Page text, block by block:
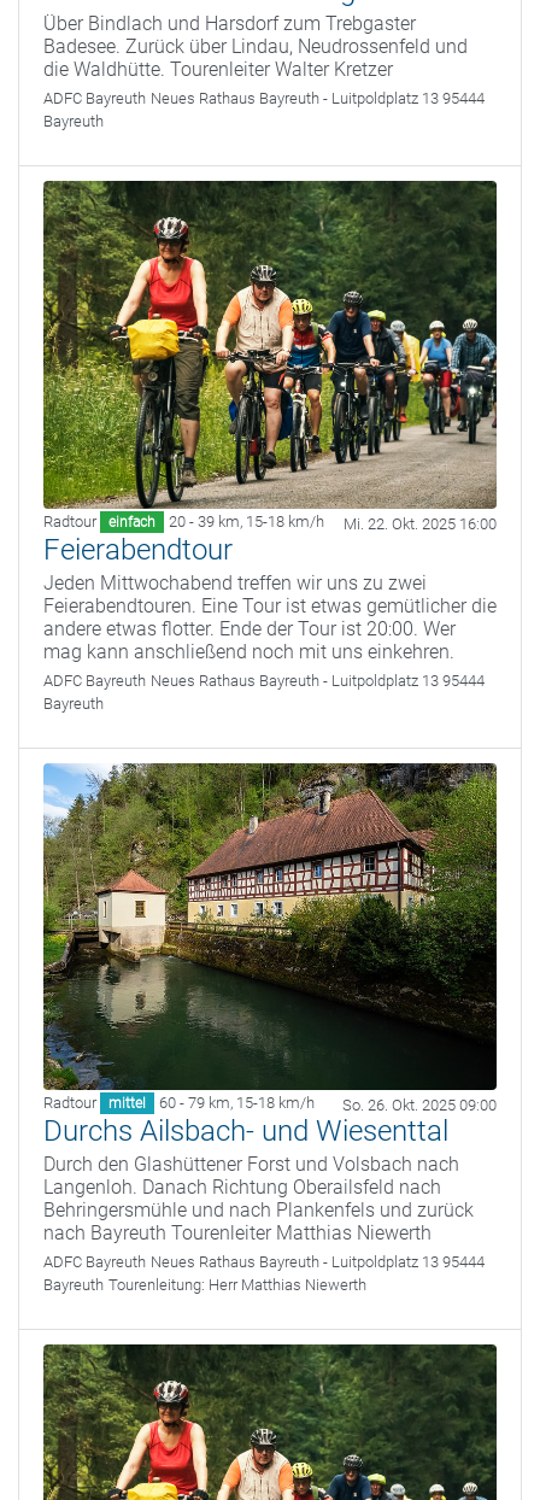
Über Bindlach und Harsdorf zum Trebgaster
Badesee. Zurück über Lindau, Neudrossenfeld und
die Waldhütte. Tourenleiter Walter Kretzer
ADFC Bayreuth Neues Rathaus Bayreuth - Luitpoldplatz 13 95444
Bayreuth
Radtour einfach 20 - 39 km, 15-18 km/h Mi. 22. Okt. 2025 16:00
Feierabendtour
Jeden Mittwochabend treffen wir uns zu zwei
Feierabendtouren. Eine Tour ist etwas gemütlicher die
andere etwas flotter. Ende der Tour ist 20:00. Wer
mag kann anschließend noch mit uns einkehren.
ADFC Bayreuth Neues Rathaus Bayreuth - Luitpoldplatz 13 95444
Bayreuth
Radtour mittel 60 - 79 km, 15-18 km/h So. 26. Okt. 2025 09:00
Durchs Ailsbach- und Wiesenttal
Durch den Glashüttener Forst und Volsbach nach
Langenloh. Danach Richtung Oberailsfeld nach
Behringersmühle und nach Plankenfels und zurück
nach Bayreuth Tourenleiter Matthias Niewerth
ADFC Bayreuth Neues Rathaus Bayreuth - Luitpoldplatz 13 95444
Bayreuth Tourenleitung: Herr Matthias Niewerth